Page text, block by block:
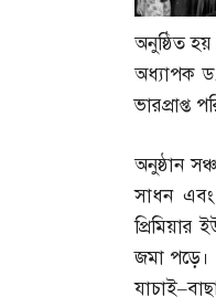
অনুষ্ঠিত
অধ্যাপক ড
ভারপ্রাপ্ত
অনুষ্ঠান
সাধন এবং
প্রিমিয়ার
জমা পড়ে।
যাচাই–